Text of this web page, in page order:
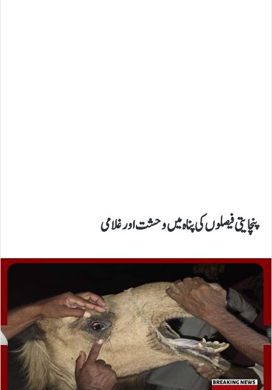
پنچایتی فیصلوں کی پناہ میں وحشت اور غلامی